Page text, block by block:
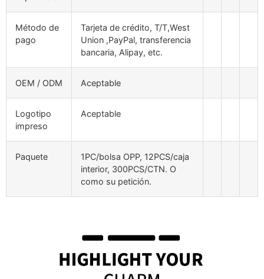
Método de
pago
Tarjeta de crédito, T/T,West
Union ,PayPal, transferencia
bancaria, Alipay, etc.
OEM / ODM Aceptable
Logotipo
impreso
Aceptable
Paquete
1PC/bolsa OPP, 12PCS/caja
interior, 300PCS/CTN. O
como su petición.